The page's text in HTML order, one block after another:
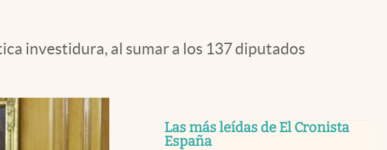
investidura, al sumar a los 137 diputados
Las más leídas de El Cronista
España